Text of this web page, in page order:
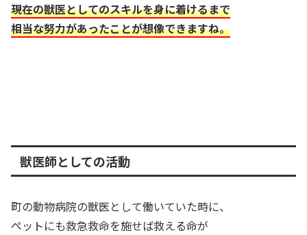
現在の獣医としてのスキルを身に着けるまで
相当な努力があったことが想像できますね。
獣医師としての活動
町の動物病院の獣医として働いていた時に、
ペットにも救急救命を施せば救える命が